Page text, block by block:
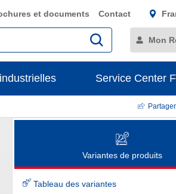
et documents Contact
Mon
Service Center
Partager
Variantes de produits
Tableau des variantes